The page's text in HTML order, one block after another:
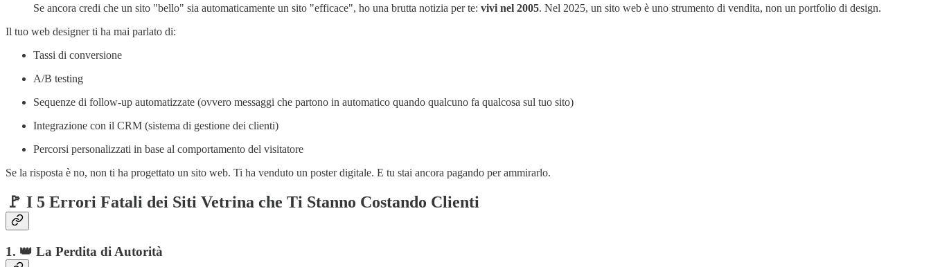
Se ancora credi che un sito "bello" sia automaticamente un sito "efficace", ho una brutta notizia per te: vivi nel 2005. Nel 2025, un sito web è uno strumento di vendita, non un portfolio di design.
Il tuo web designer ti ha mai parlato di:
Tassi di conversione
A/B testing
Sequenze di follow-up automatizzate (ovvero messaggi che partono in automatico quando qualcuno fa qualcosa sul tuo sito)
Integrazione con il CRM (sistema di gestione dei clienti)
Percorsi personalizzati in base al comportamento del visitatore
Se la risposta è no, non ti ha progettato un sito web. Ti ha venduto un poster digitale. E tu stai ancora pagando per ammirarlo.
🚩 I 5 Errori Fatali dei Siti Vetrina che Ti Stanno Costando Clienti
1. 👑 La Perdita di Autorità